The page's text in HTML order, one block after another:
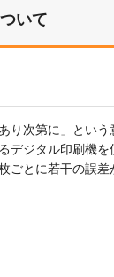
いて
り次第に」とい
デジタル印刷機
ごとに若干の誤